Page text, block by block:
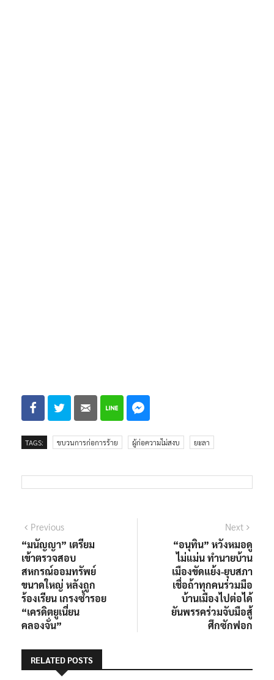
TAGS: ขบวนการก่อการร้าย ผู้ก่อความไม่สงบ ยะลา
Previous
“มนัญญา” เตรียม
เข้าตรวจสอบ
สหกรณ์ออมทรัพย์
ขนาดใหญ่ หลังถูก
ร้องเรียน เกรงซ้ำรอย
“เครดิตยูเนี่ยน
คลองจั่น”
Next
“อนุทิน” หวังหมอดู
ไม่แม่น ทำนายบ้าน
เมืองขัดแย้ง-ยุบสภา
เชื่อถ้าทุกคนร่วมมือ
บ้านเมืองไปต่อได้
ยันพรรคร่วมจับมือสู้
ศึกซักฟอก
RELATED POSTS